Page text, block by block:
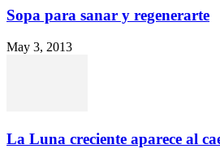
Sopa para sanar y regenerarte
May 3, 2013
La Luna creciente aparece al